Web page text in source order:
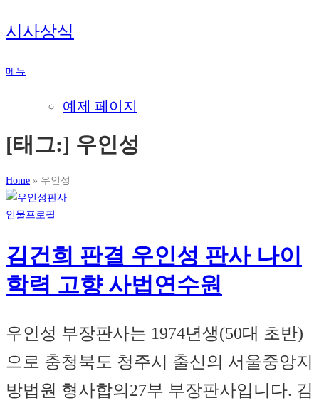
내
용
로
시사상식
메뉴
예제 페이지
[태그:] 우인성
Home » 우인성
인물프로필
김건희 판결 우인성 판사 나이
학력 고향 사법연수원
우인성 부장판사는 1974년생(50대 초반)
으로 충청북도 청주시 출신의 서울중앙지
방법원 형사합의27부 부장판사입니다. 김